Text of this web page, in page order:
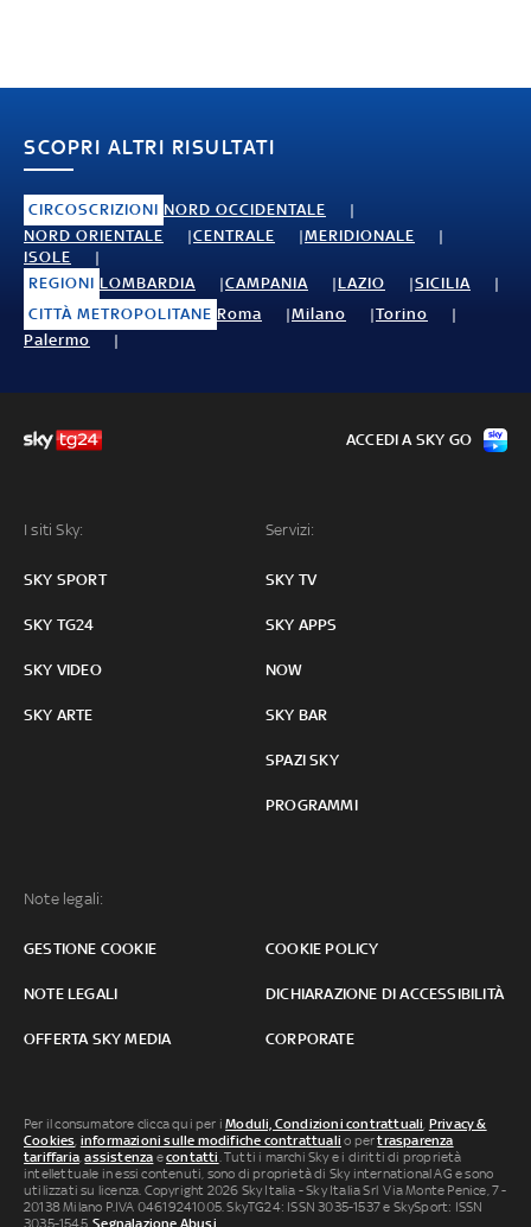
SCOPRI ALTRI RISULTATI
CIRCOSCRIZIONI NORD OCCIDENTALE
NORD ORIENTALE
CENTRALE
MERIDIONALE
ISOLE
REGIONI LOMBARDIA CAMPANIA LAZIO
SICILIA
CITTÀ METROPOLITANE Roma Milano
Torino
Palermo
I siti Sky:
SKY SPORT
SKY TG24
SKY VIDEO
SKY ARTE
Servizi:
SKY TV
SKY APPS
NOW
SKY BAR
SPAZI SKY
PROGRAMMI
Note legali:
GESTIONE COOKIE COOKIE POLICY
NOTE LEGALI DICHIARAZIONE DI ACCESSIBILITÀ
OFFERTA SKY MEDIA CORPORATE
ACCEDI A SKY GO
Per il consumatore clicca qui per iModuli, Condizioni contrattuali, Privacy &
Cookies, informazioni sulle modifiche contrattuali o pertrasparenza
tariffaria,assistenza econtatti. Tutti i marchi Sky e i diritti di proprietà
intellettuale in essi contenuti, sono di proprietà di Sky international AG e sono
utilizzati su licenza. Copyright 2026 Sky Italia - Sky Italia Srl Via Monte Penice, 7 -
20138 Milano P.IVA 04619241005. SkyTG24: ISSN 3035-1537 e SkySport: ISSN
3035-1545.Segnalazione Abusi